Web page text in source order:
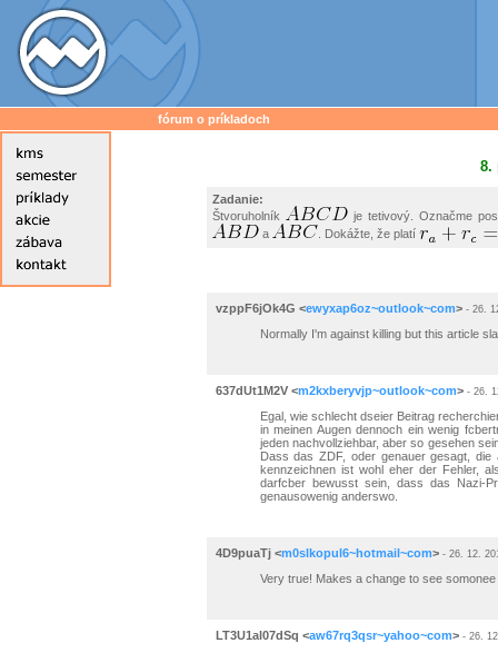
fórum o príkladoch
8.
Zadanie:
Štvoruholník
je tetivový. Označme
a
. Dokážte, že platí
vzppF6jOk4G <ewyxap6oz~outlook~com>- 26.
Normally I'm against killing but this article
637dUt1M2V<m2kxberyvjp~outlook~com>- 26.
Egal, wie schlecht dseier Beitrag
in meinen Augen dennoch ein wenig
jeden nachvollziehbar, aber so gesehen
Dass das ZDF, oder genauer gesagt, die
kennzeichnen ist wohl eher der Fehler,
darfcber bewusst sein, dass das Nazi-
genausowenig anderswo.
4D9puaTj<m0slkopul6~hotmail~com>- 26. 12.
Very true! Makes a change to see
LT3U1al07dSq <aw67rq3qsr~yahoo~com>- 26.